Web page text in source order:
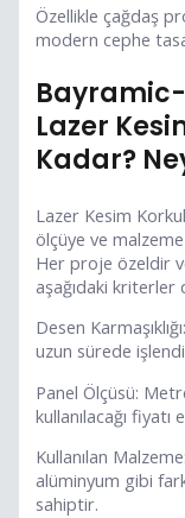
Özellikle çağdaş
modern cephe
Lazer
Kadar?
Lazer Kesim
ölçüye ve
Her proje özeldir
aşağıdaki kriterler
Desen
uzun sürede
Panel Ölçüsü:
kullanılacağı fiyatı
Kullanılan
alüminyum gibi
sahiptir.